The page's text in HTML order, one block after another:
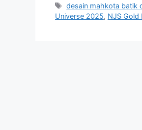
Tags
desain mahkota batik
Universe 2025, NJS Gold